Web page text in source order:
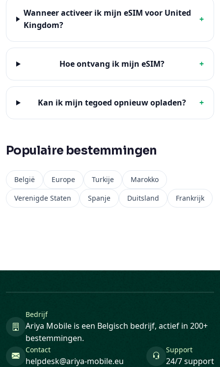
Wanneer activeer ik mijn eSIM voor United
Kingdom?
+
Hoe ontvang ik mijn eSIM? +
Kan ik mijn tegoed opnieuw opladen? +
Populaire bestemmingen
België Europe Turkije
Marokko
Verenigde Staten
Spanje Duitsland Frankrijk
Bedrijf
Ariya Mobile is een Belgisch bedrijf, actief in 200+
bestemmingen.
Contact
helpdesk@ariya-mobile.eu
Support
24/7 support